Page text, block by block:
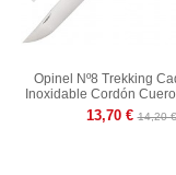
Opinel Nº8 Trekking
Inoxidable Cordón
13,70 € 14,20 €